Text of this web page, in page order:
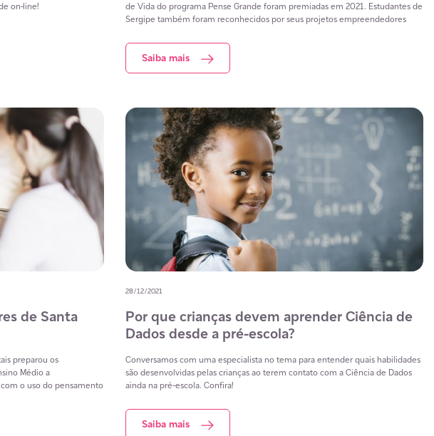
on-line!
de Vida do programa Pense Grande foram premiadas em 2021. Estudantes de
Sergipe também foram reconhecidos por seus projetos empreendedores
Saiba mais
de Santa
preparou os
Médio a
o uso do pensamento
28/12/2021
Por que crianças devem aprender Ciência de
Dados desde a pré-escola?
Conversamos com uma especialista no tema para entender quais habilidades
são desenvolvidas pelas crianças ao terem contato com a Ciência de Dados
ainda na pré-escola. Confira!
Saiba mais